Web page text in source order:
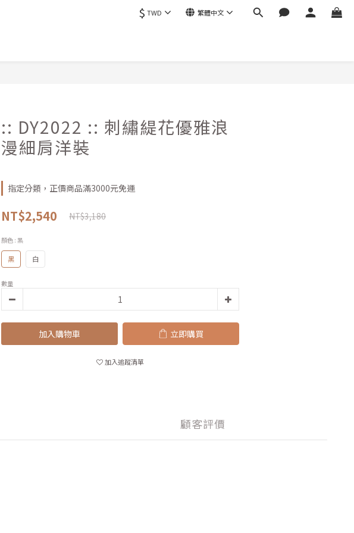
$ TWD 繁體中文
:: DY2022 :: 刺繡緹花優雅浪
漫細肩洋裝
指定分類，正價商品滿3000元免運
NT$2,540 NT$3,180
顏色 : 黑
黑 白
數量
加入購物車 立即購買
加入追蹤清單
顧客評價